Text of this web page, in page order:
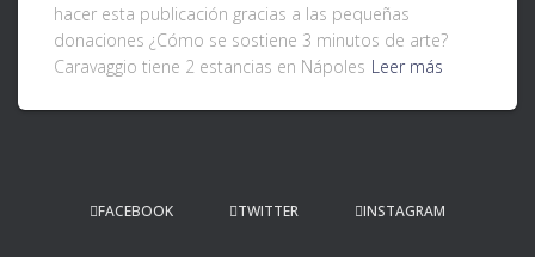
hacer esta publicación gracias a las pequeñas
donaciones ¿Cómo se sostiene 3 minutos de arte?
Caravaggio tiene 2 estancias en Nápoles Leer más
FACEBOOK TWITTER INSTAGRAM